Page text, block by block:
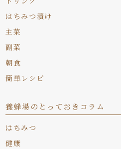
はちみつ漬け
主菜
副菜
朝食
簡単レシピ
養蜂場のとっておきコラム
はちみつ
健康